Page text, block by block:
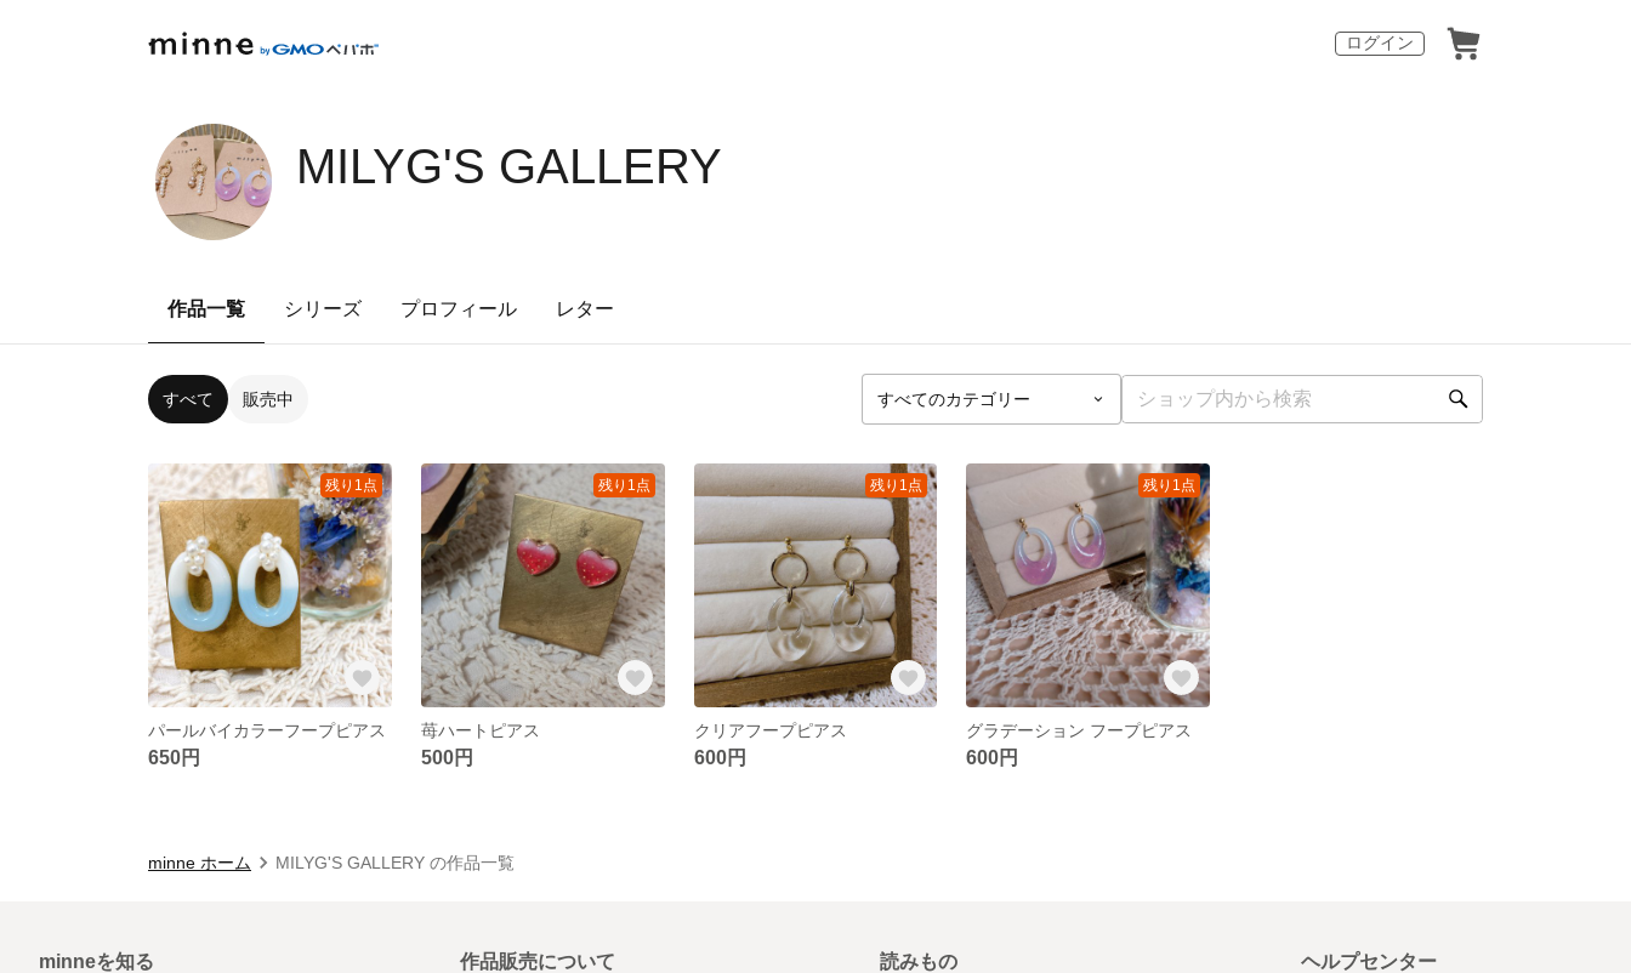
ログイン
MILYG'S GALLERY
作品一覧 シリーズ プロフィール レター
すべて 販売中
残り1点
パールバイカラーフープピアス
650円
残り1点
苺ハートピアス
500円
残り1点
クリアフープピアス
600円
残り1点
グラデーション フープピアス
600円
minne ホーム MILYG'S GALLERY の作品一覧
minneを知る 作品販売について 読みもの ヘルプセンター